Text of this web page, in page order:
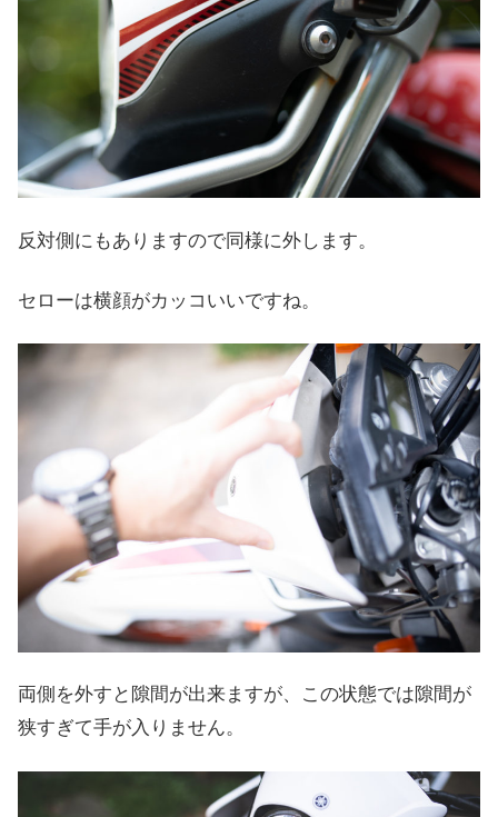
反対側にもありますので同様に外します。
セローは横顔がカッコいいですね。
両側を外すと隙間が出来ますが、この状態では隙間が
狭すぎて手が入りません。